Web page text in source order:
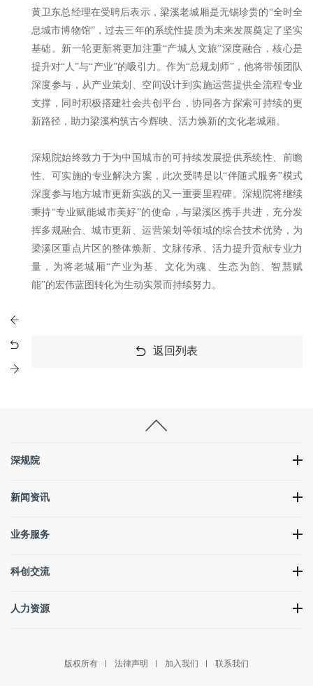
黄卫东总经理在受聘后表示，梁溪老城厢是无锡珍贵的“全时全
息城市博物馆”，过去三年的系统性提质为未来发展奠定了坚实
基础。新一轮更新将更加注重“产城人文旅”深度融合，核心是
提升对“人”与“产业”的吸引力。作为“总规划师”，他将带领团队
深度参与，从产业策划、空间设计到实施运营提供全流程专业
支撑，同时积极搭建社会共创平台，协同各方探索可持续的更
新路径，助力梁溪构筑古今辉映、活力焕新的文化老城厢。
深规院始终致力于为中国城市的可持续发展提供系统性、前瞻
性、可实施的专业解决方案，此次受聘是以“伴随式服务”模式
深度参与地方城市更新实践的又一重要里程碑。深规院将继续
秉持“专业赋能城市美好”的使命，与梁溪区携手共进，充分发
挥多规融合、城市更新、运营策划等领域的综合技术优势，为
梁溪区重点片区的整体焕新、文脉传承、活力提升贡献专业力
量，为将老城厢“产业为基、文化为魂、生态为韵、智慧赋
能”的宏伟蓝图转化为生动实景而持续努力。
返回列表
深规院
新闻资讯
业务服务
科创交流
人力资源
版权所有 法律声明 加入我们 联系我们